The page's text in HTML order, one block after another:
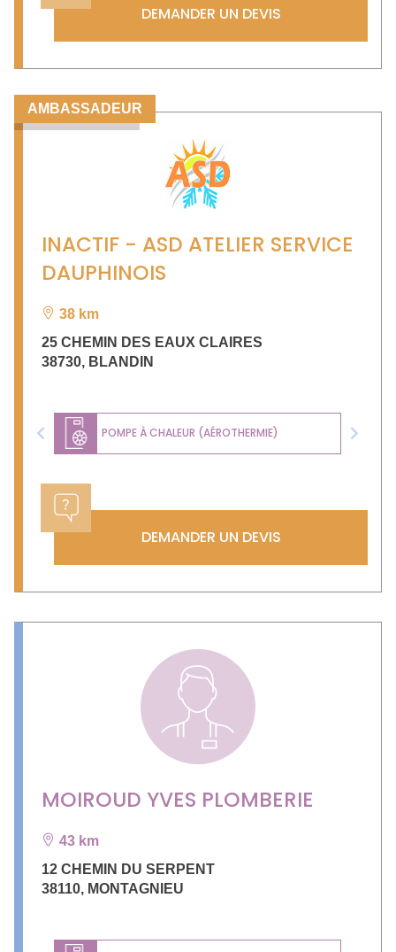
DEMANDER UN DEVIS
AMBASSADEUR
INACTIF - ASD ATELIER SERVICE
DAUPHINOIS
38 km
25 CHEMIN DES EAUX CLAIRES
38730, BLANDIN
POMPE À CHALEUR (AÉROTHERMIE)
Previous Next
DEMANDER UN DEVIS
MOIROUD YVES PLOMBERIE
43 km
12 CHEMIN DU SERPENT
38110, MONTAGNIEU